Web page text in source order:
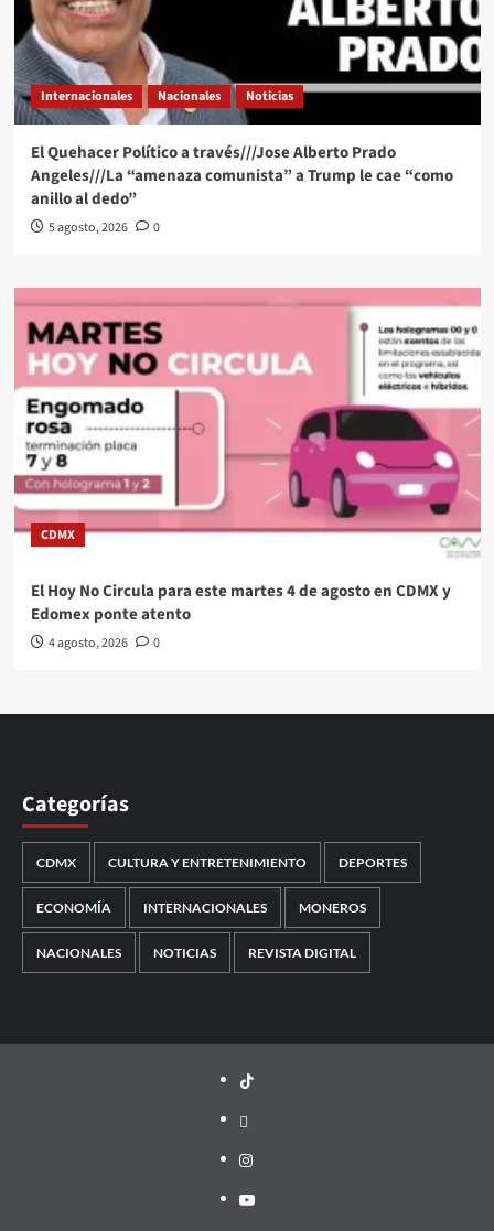
Internacionales Nacionales Noticias
El Quehacer Político a través///Jose Alberto Prado
Angeles///La “amenaza comunista” a Trump le cae “como
anillo al dedo”
5 agosto, 2026 0
CDMX
El Hoy No Circula para este martes 4 de agosto en CDMX y
Edomex ponte atento
4 agosto, 2026 0
Categorías
CDMX CULTURA Y ENTRETENIMIENTO DEPORTES
ECONOMÍA INTERNACIONALES MONEROS
NACIONALES NOTICIAS REVISTA DIGITAL
TikTok
threads
Instagram
Youtube